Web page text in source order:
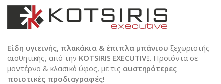
Είδη υγιεινής, πλακάκια & έπιπλα μπάνιου ξεχωριστής
αισθητικής, από την KOTSIRIS EXECUTIVE. Προϊόντα σε
μοντέρνο & κλασικό ύφος, με τις αυστηρότερες
ποιοτικές προδιαγραφές!